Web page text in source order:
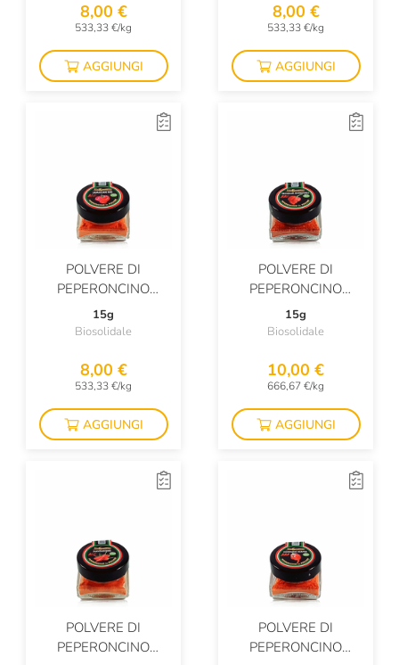
8,00 €
533,33 €/kg
AGGIUNGI
8,00 €
533,33 €/kg
AGGIUNGI
POLVERE DI
PEPERONCINO
JAMAICAN RED BIO
15g
Biosolidale
8,00 €
533,33 €/kg
AGGIUNGI
POLVERE DI
PEPERONCINO
TRINIDAD SCORPION
BIO
15g
Biosolidale
10,00 €
666,67 €/kg
AGGIUNGI
POLVERE DI
PEPERONCINO
POLVERE DI
PEPERONCINO